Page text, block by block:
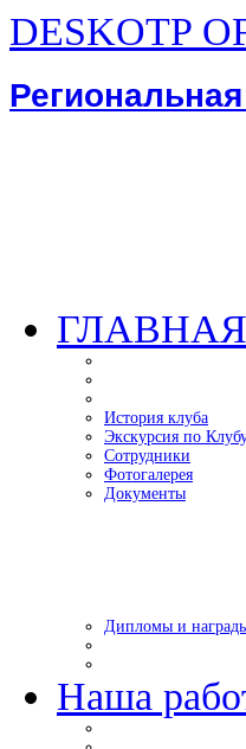
DESKOTP
ГЛАВНАЯ
История клуба
Экскурсия по
Сотрудники
Фотогалерея
Документы
Дипломы и
Наша